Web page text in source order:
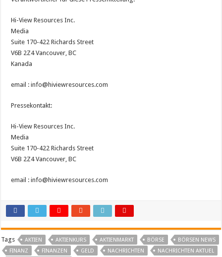
Hi-View Resources Inc.
Media
Suite 170-422 Richards Street
V6B 2Z4 Vancouver, BC
Kanada
email : info@hiviewresources.com
Pressekontakt:
Hi-View Resources Inc.
Media
Suite 170-422 Richards Street
V6B 2Z4 Vancouver, BC
email : info@hiviewresources.com
Tags AKTIEN AKTIENKURS AKTIENMARKT BÖRSE
BÖRSEN NEWS
FINANZ
FINANZEN GELD NACHRICHTEN NACHRICHTEN AKTUEL